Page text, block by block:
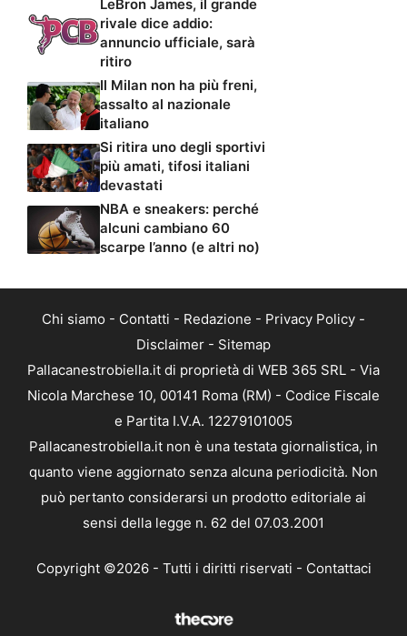
LeBron James, il grande
rivale dice addio:
annuncio ufficiale, sarà
ritiro
Il Milan non ha più freni,
assalto al nazionale
italiano
Si ritira uno degli sportivi
più amati, tifosi italiani
devastati
NBA e sneakers: perché
alcuni cambiano 60
scarpe l’anno (e altri no)
Chi siamo - Contatti - Redazione - Privacy Policy -
Disclaimer - Sitemap
Pallacanestrobiella.it di proprietà di WEB 365 SRL - Via
Nicola Marchese 10, 00141 Roma (RM) - Codice Fiscale
e Partita I.V.A. 12279101005
Pallacanestrobiella.it non è una testata giornalistica, in
quanto viene aggiornato senza alcuna periodicità. Non
può pertanto considerarsi un prodotto editoriale ai
sensi della legge n. 62 del 07.03.2001
Copyright ©2026 - Tutti i diritti riservati - Contattaci